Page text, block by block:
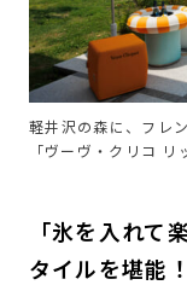
軽井沢の森に、フレ
「ヴーヴ・クリコ リ
「氷を入れて
タイルを堪能！